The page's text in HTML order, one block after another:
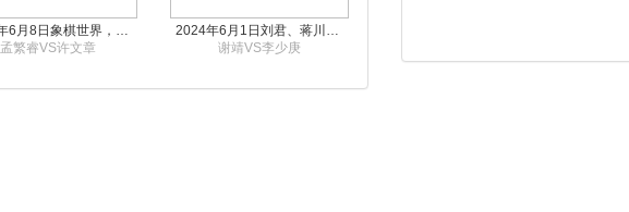
2024年6月8日象棋世界，刘君、蒋川讲解了第九届杨官璘杯全国象棋公开赛孟繁睿与许文章的对局
孟繁睿VS许文章
2024年6月1日刘君、蒋川讲解第三届上海杯象棋大师赛谢靖与李少庚的对局
谢靖VS李少庚